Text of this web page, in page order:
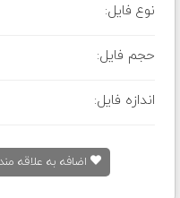
نوع فایل:
حجم فایل:
اندازه فایل:
اضافه به علاقه